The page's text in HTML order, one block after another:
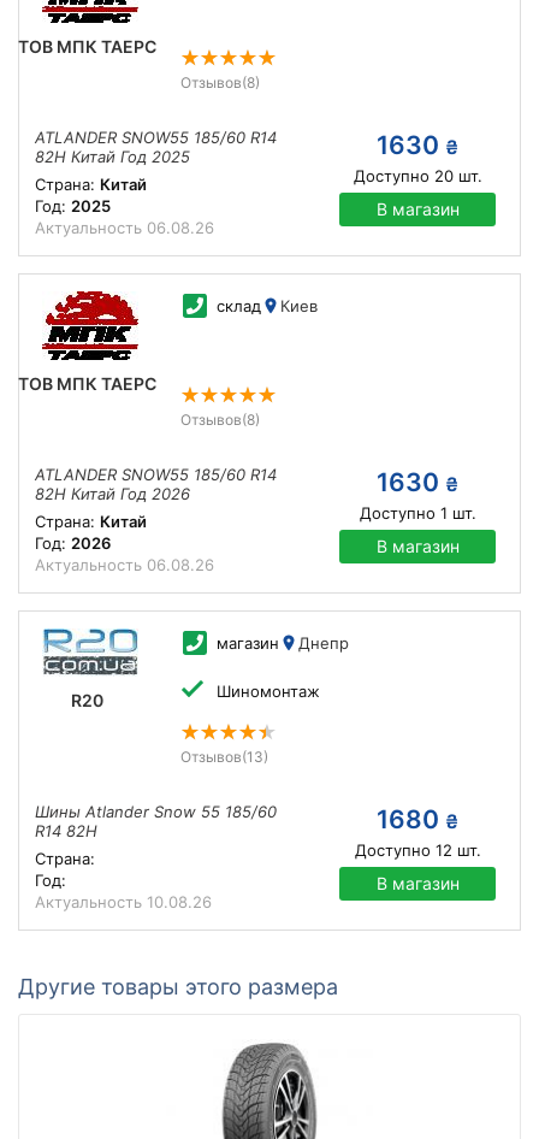
ТОВ МПК ТАЕРС
Отзывов(8)
ATLANDER SNOW55 185/60 R14
82H Китай Год 2025
Страна: Китай
Год: 2025
Актуальность 06.08.26
1630 ₴
Доступно 20шт.
В магазин
ТОВ МПК ТАЕРС
склад Киев
Отзывов(8)
ATLANDER SNOW55 185/60 R14
82H Китай Год 2026
Страна: Китай
Год: 2026
Актуальность 06.08.26
1630 ₴
Доступно 1 шт.
В магазин
R20
магазин Днепр
Шиномонтаж
Отзывов(13)
Шины Atlander Snow 55 185/60
R14 82H
Страна:
Год:
Актуальность 10.08.26
1680 ₴
Доступно 12 шт.
В магазин
Другие товары этого размера